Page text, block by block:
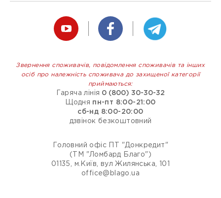
Звернення споживачів, повідомлення споживачів та інших
осіб про належність споживача до захищеної категорії
приймаються:
Гаряча лінія 0 (800) 30-30-32
Щодня
пн-пт 8:00-21:00
сб-нд 8:00-20:00
дзвінок безкоштовний
Головний офіс ПТ "Донкредит"
(ТМ "Ломбард Благо")
01135, м.Київ, вул Жилянська, 101
office@blago.ua